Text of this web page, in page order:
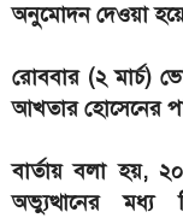
অনুমোদন দেওয়া
রোববার (২ মার্চ)
আখতার হোসেনের
বার্তায় বলা হয়,
অভ্যুত্থানের মধ্য